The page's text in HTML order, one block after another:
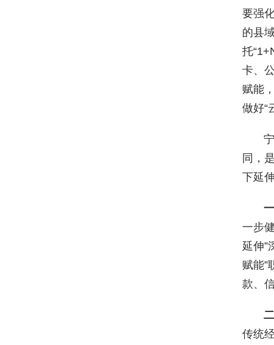
要强
的县
托
卡、
赋能
做好“
宁夏
同，
下延
一步
延伸”
赋能”
款、
传统